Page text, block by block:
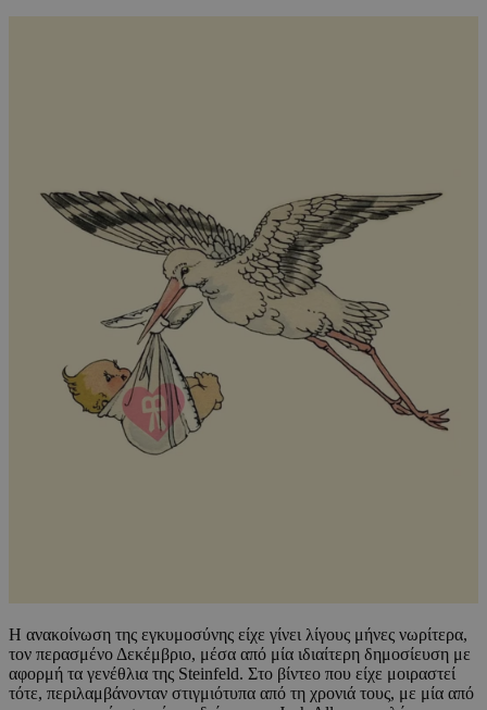
Η ανακοίνωση της εγκυμοσύνης είχε γίνει λίγους μήνες νωρίτερα,
τον περασμένο Δεκέμβριο, μέσα από μία ιδιαίτερη δημοσίευση με
αφορμή τα γενέθλια της Steinfeld. Στο βίντεο που είχε μοιραστεί
τότε, περιλαμβάνονταν στιγμιότυπα από τη χρονιά τους, με μία από